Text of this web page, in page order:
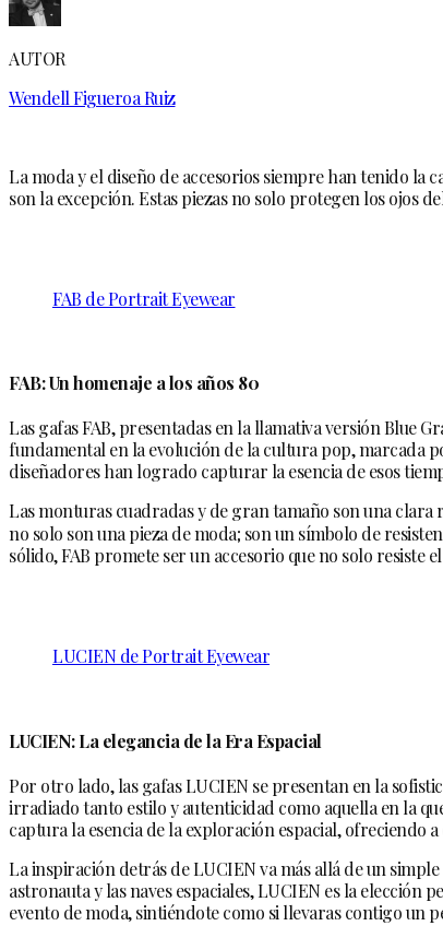
AUTOR
Wendell Figueroa Ruiz
La moda y el diseño de accesorios siempre han tenido la
son la excepción. Estas piezas no solo protegen los ojos
FAB de Portrait Eyewear
FAB: Un homenaje a los años 80
Las gafas FAB, presentadas en la llamativa versión Blue
fundamental en la evolución de la cultura pop, marcada
diseñadores han logrado capturar la esencia de esos
Las monturas cuadradas y de gran tamaño son una clara
no solo son una pieza de moda; son un símbolo de
sólido, FAB promete ser un accesorio que no solo resiste
LUCIEN de Portrait Eyewear
LUCIEN: La elegancia de la Era Espacial
Por otro lado, las gafas LUCIEN se presentan en la
irradiado tanto estilo y autenticidad como aquella en la
captura la esencia de la exploración espacial, ofreciendo
La inspiración detrás de LUCIEN va más allá de un
astronauta y las naves espaciales, LUCIEN es la
evento de moda, sintiéndote como si llevaras contigo un